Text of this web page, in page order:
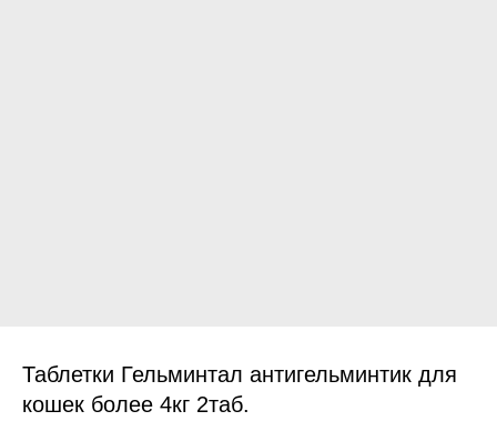
Таблетки Гельминтал антигельминтик для
кошек более 4кг 2таб.